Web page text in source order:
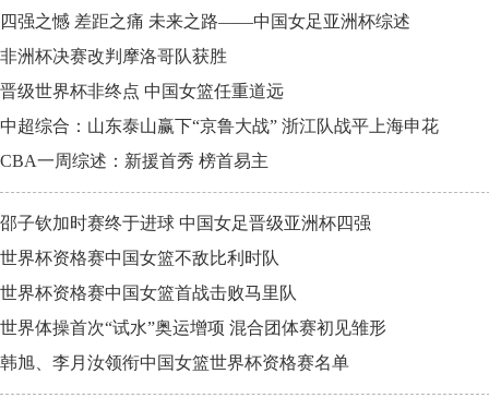
四强之憾 差距之痛 未来之路——中国女足亚洲杯综述
非洲杯决赛改判摩洛哥队获胜
晋级世界杯非终点 中国女篮任重道远
中超综合：山东泰山赢下“京鲁大战” 浙江队战平上海申花
CBA一周综述：新援首秀 榜首易主
邵子钦加时赛终于进球 中国女足晋级亚洲杯四强
世界杯资格赛中国女篮不敌比利时队
世界杯资格赛中国女篮首战击败马里队
世界体操首次“试水”奥运增项 混合团体赛初见雏形
韩旭、李月汝领衔中国女篮世界杯资格赛名单